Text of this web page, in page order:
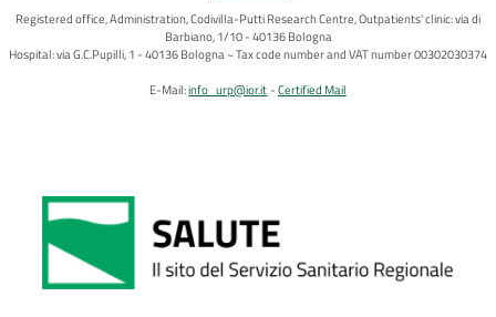
Registered office, Administration, Codivilla-Putti Research Centre, Outpatients' clinic: via di
Barbiano, 1/10 - 40136 Bologna
Hospital: via G.C.Pupilli, 1 - 40136 Bologna ~ Tax code number and VAT number 00302030374
E-Mail:info_urp@ior.it Certified Mail